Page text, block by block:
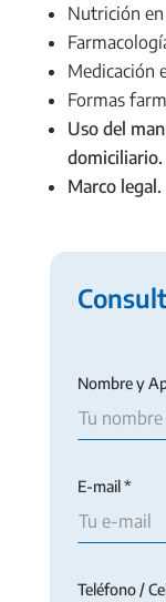
Nutrición en
Medicación
Formas
Uso del
domiciliario.
Marco legal.
Nombre y
E-mail *
Teléfono /